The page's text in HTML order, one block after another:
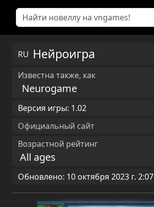
RU Нейроигра
Известна также, как
Neurogame
Версия игры: 1.02
Официальный сайт
Возрастной рейтинг
All ages
Обновлено: 10 октября 2023 г. 2:07